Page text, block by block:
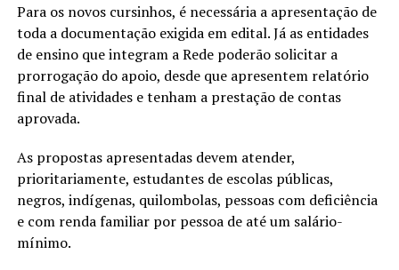
Para os novos cursinhos, é necessária a apresentação de
toda a documentação exigida em edital. Já as entidades
de ensino que integram a Rede poderão solicitar a
prorrogação do apoio, desde que apresentem relatório
final de atividades e tenham a prestação de contas
aprovada.
As propostas apresentadas devem atender,
prioritariamente, estudantes de escolas públicas,
negros, indígenas, quilombolas, pessoas com deficiência
e com renda familiar por pessoa de até um salário-
mínimo.